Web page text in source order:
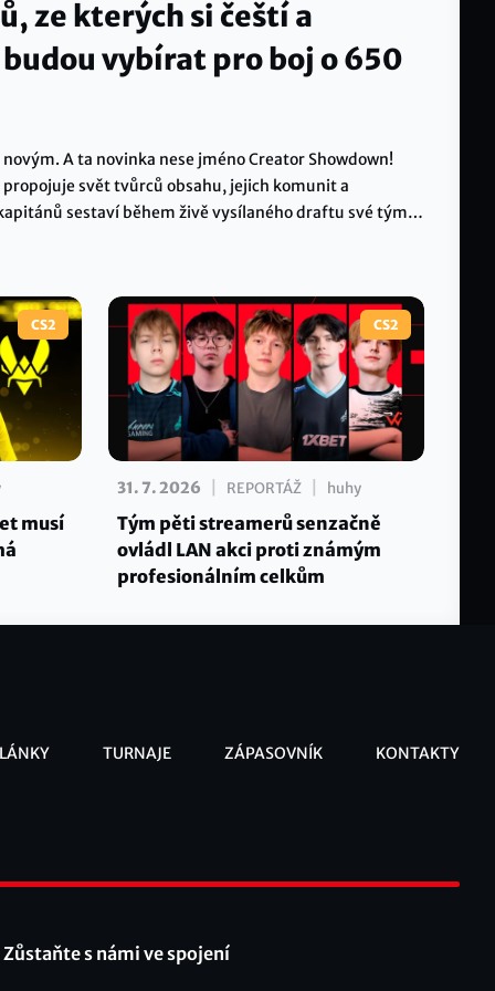
ze kterých si čeští a
vybírat pro boj o 650
A ta novinka nese jméno Creator Showdown!
propojuje svět tvůrců obsahu, jejich komunit a
sestaví během živě vysílaného draftu své týmy
CS2
musí
CS2
31. 7. 2026 REPORTÁŽ huhy
Tým pěti streamerů senzačně
ovládl LAN akci proti známým
profesionálním celkům
TURNAJE ZÁPASOVNÍK KONTAKTY
Zůstaňte s námi ve spojení